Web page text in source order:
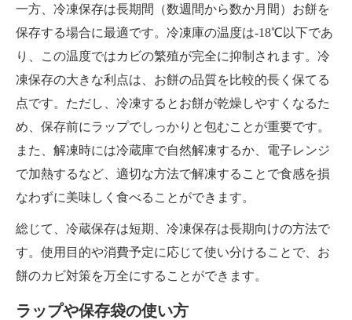
一方、冷凍保存は長期間（数週間から数か月間）お餅を
保存する場合に最適です。冷凍庫の温度は-18℃以下であ
り、この温度ではカビの繁殖が完全に抑制されます。冷
凍保存の大きな利点は、お餅の品質を比較的長く保てる
点です。ただし、冷凍するとお餅が乾燥しやすくなるた
め、保存前にラップでしっかりと包むことが重要です。
また、解凍時には冷蔵庫で自然解凍するか、電子レンジ
で加熱するなど、適切な方法で解凍することで食感を損
なわずに美味しく食べることができます。
総じて、冷蔵保存は短期、冷凍保存は長期向けの方法で
す。使用目的や消費予定に応じて使い分けることで、お
餅のカビ対策を万全にすることができます。
ラップや保存袋の使い方